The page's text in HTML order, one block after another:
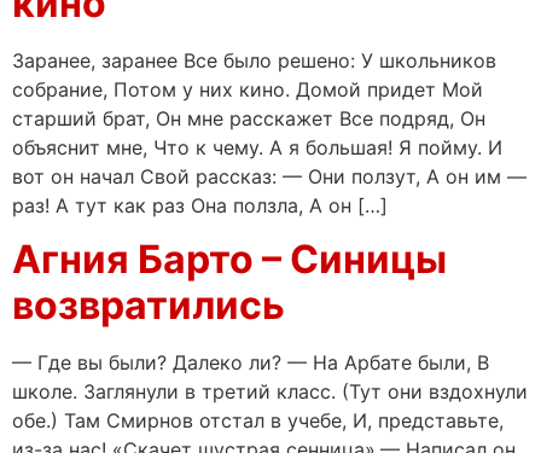
Заранее, заранее Все было решено: У школьников
собрание, Потом у них кино. Домой придет Мой
старший брат, Он мне расскажет Все подряд, Он
объяснит мне, Что к чему. А я большая! Я пойму. И
вот он начал Свой рассказ: — Они ползут, А он им —
раз! А тут как раз Она ползла, А он […]
Агния Барто – Синицы
возвратились
— Где вы были? Далеко ли? — На Арбате были, В
школе. Заглянули в третий класс. (Тут они вздохнули
обе.) Там Смирнов отстал в учебе, И, представьте,